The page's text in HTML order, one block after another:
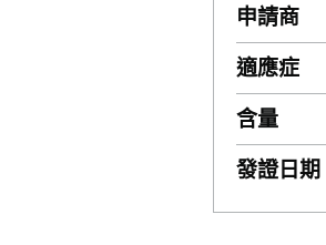
申請商
適應症
含量
發證日期